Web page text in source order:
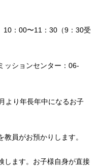
00〜11：30（9：30受
ンセンター：06-
り年長年中になるお子
がお預かりします。
。お子様自身が直接